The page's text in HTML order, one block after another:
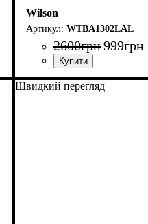
Wilson
WTBA1302LAL
2600грн999грн
Швидкий перегляд